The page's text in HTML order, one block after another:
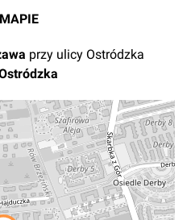
przy ulicy Ostródzka